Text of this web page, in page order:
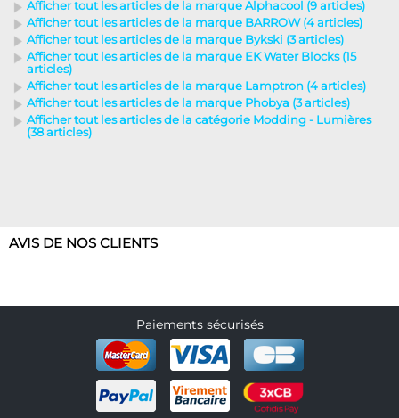
Afficher tout les articles de la marque Alphacool (9 articles)
Afficher tout les articles de la marque BARROW (4 articles)
Afficher tout les articles de la marque Bykski (3 articles)
Afficher tout les articles de la marque EK Water Blocks (15
articles)
Afficher tout les articles de la marque Lamptron (4 articles)
Afficher tout les articles de la marque Phobya (3 articles)
Afficher tout les articles de la catégorie Modding - Lumières
(38 articles)
AVIS DE NOS CLIENTS
Paiements sécurisés